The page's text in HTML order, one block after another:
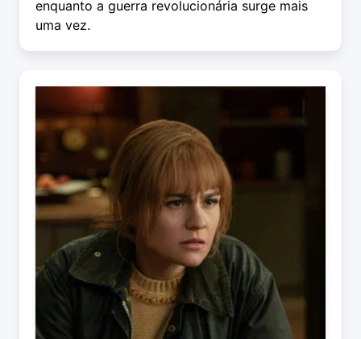
enquanto a guerra revolucionária surge mais
uma vez.